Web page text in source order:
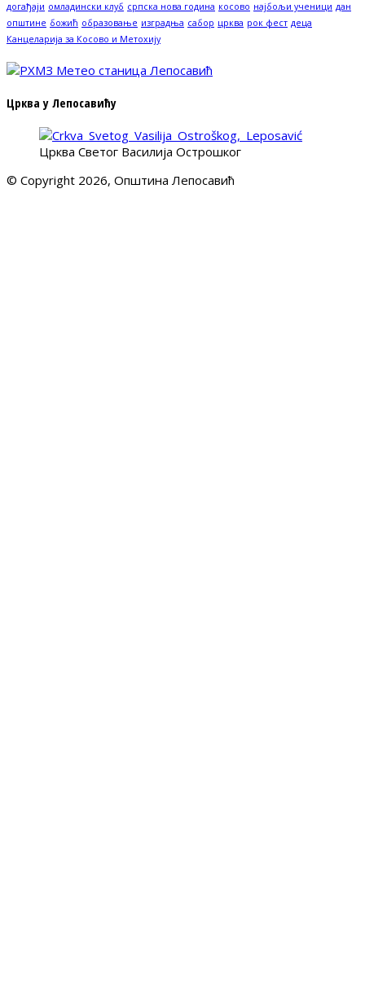
догађаји омладински клуб српска нова година косово најбољи ученици дан
општине божић образовање изградња сабор црква рок фест деца
Канцеларија за Косово и Метохију
Црква у Лепосавићу
Црква Светог Василија Острошког
© Copyright 2026, Општина Лепосавић